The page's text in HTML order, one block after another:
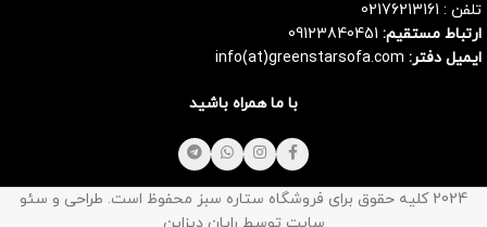
تلفن : 02176213161
ارتباط مستقیم: 09123840451
ایمیل دفتر:
با ما همراه باشید
2024 کلیه حقوق برای فروشگاه ستاره سبز محفوظ است. طراحی و سئو